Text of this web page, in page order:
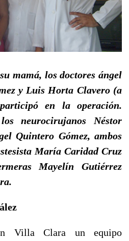
mamá, los doctores ángel
y Luis Horta Clavero (a
en la operación.
neurocirujanos Néstor
Quintero Gómez, ambos
María Caridad Cruz
Mayelín Gutiérrez
Villa Clara un equipo